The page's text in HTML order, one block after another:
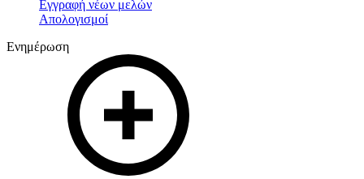
Εγγραφή νέων μελών
Απολογισμοί
Ενημέρωση